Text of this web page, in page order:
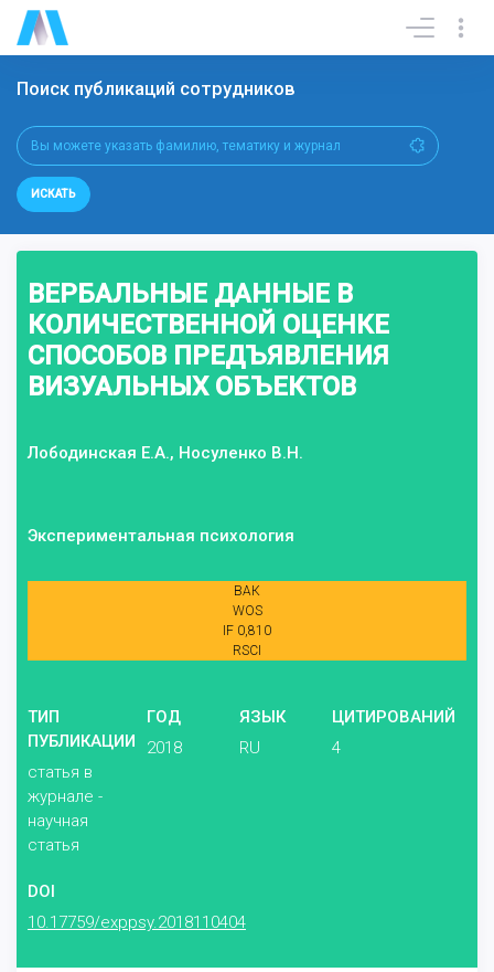
Поиск публикаций сотрудников
ИСКАТЬ
ВЕРБАЛЬНЫЕ ДАННЫЕ В
КОЛИЧЕСТВЕННОЙ ОЦЕНКЕ
СПОСОБОВ ПРЕДЪЯВЛЕНИЯ
ВИЗУАЛЬНЫХ ОБЪЕКТОВ
Лободинская Е.А., Носуленко В.Н.
Экспериментальная психология
ВАК
WOS
IF 0,810
RSCI
ТИП
ПУБЛИКАЦИИ
статья в
журнале -
научная
статья
ГОД
2018
ЯЗЫК
RU
ЦИТИРОВАНИЙ
4
DOI
10.17759/exppsy.2018110404